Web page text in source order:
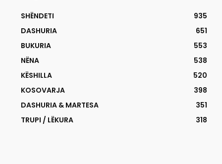
SHËNDETI
935
DASHURIA
651
BUKURIA
553
NËNA
538
KËSHILLA
520
KOSOVARJA
398
DASHURIA & MARTESA
351
TRUPI / LËKURA
318